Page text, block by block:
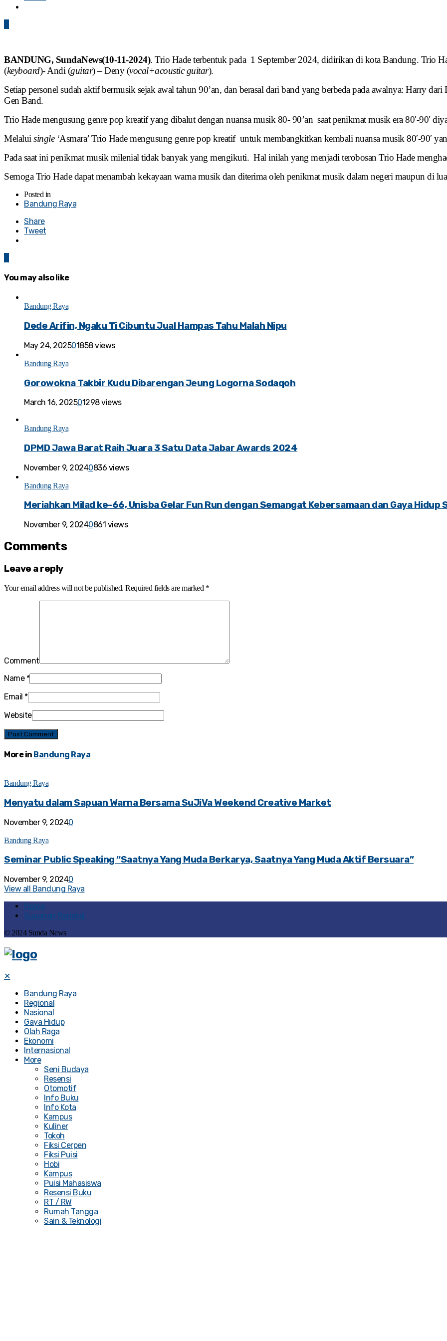
BANDUNG, SundaNews(10-11-2024). Trio Hade terbentuk pada 1 September 2024, didirikan di kota Bandung. Trio
(keyboard)- Andi (guitar) – Deny (vocal+acoustic guitar).
Setiap personel sudah aktif bermusik sejak awal tahun 90’an, dan berasal dari band yang berbeda pada awalnya: Harry
Gen Band.
Trio Hade mengusung genre pop kreatif yang dibalut dengan nuansa musik 80- 90’an saat penikmat musik era 80′-90′
Melalui single‘Asmara’ Trio Hade mengusung genre pop kreatif untuk membangkitkan kembali nuansa musik 80′-90′
Pada saat ini penikmat musik milenial tidak banyak yang mengikuti. Hal inilah yang menjadi terobosan Trio Hade
Semoga Trio Hade dapat menambah kekayaan warna musik dan diterima oleh penikmat musik dalam negeri maupun di
Posted in
Bandung Raya
Share
Tweet
You may also like
Bandung Raya
Dede Arifin, Ngaku Ti Cibuntu Jual Hampas Tahu Malah Nipu
May 24, 202501858 views
Bandung Raya
Gorowokna Takbir Kudu Dibarengan Jeung Logorna Sodaqoh
March 16, 202501298 views
Bandung Raya
DPMD Jawa Barat Raih Juara 3 Satu Data Jabar Awards 2024
November 9, 20240836 views
Bandung Raya
Meriahkan Milad ke-66, Unisba Gelar Fun Run dengan Semangat Kebersamaan dan Gaya Hidup
November 9, 20240861 views
Comments
Leave a reply
Your email address will not be published. Required fields are marked *
Comment
Name *
Email *
Website
More in Bandung Raya
Bandung Raya
Menyatu dalam Sapuan Warna Bersama SuJiVa Weekend Creative Market
November 9, 20240
Bandung Raya
Seminar Public Speaking “Saatnya Yang Muda Berkarya, Saatnya Yang Muda Aktif Bersuara”
November 9, 20240
View all Bandung Raya
Home
Susunan Redaksi
© 2024 Sunda News
✕
Bandung Raya
Regional
Nasional
Gaya Hidup
Olah Raga
Ekonomi
Internasional
More
Seni Budaya
Resensi
Otomotif
Info Buku
Info Kota
Kampus
Kuliner
Tokoh
Fiksi Cerpen
Fiksi Puisi
Hobi
Kampus
Puisi Mahasiswa
Resensi Buku
RT / RW
Rumah Tangga
Sain & Teknologi